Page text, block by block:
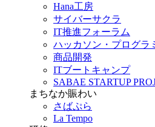
Hana工房
サイバーサクラ
IT推進フォーラム
ハッカソン・プログラ
商品開発
ITブートキャンプ
SABAE STARTUP
まちなか賑わい
さばぷら
La Tempo